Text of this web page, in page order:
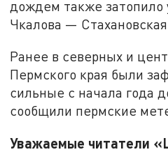
дождем также затопило
Чкалова —
Ранее в северных и
Пермского края были
сильные с начала года
сообщили пермские
Уважаемые читатели